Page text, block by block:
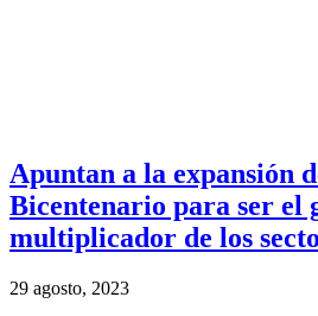
Apuntan a la expansión
Bicentenario para ser el
multiplicador de los
29 agosto, 2023